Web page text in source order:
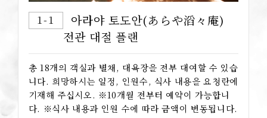
1-1
아라야 토도안(あらや滔々庵)
전관 대절 플랜
총 18개의 객실과 별채, 대욕장을 전부 대여할 수 있습
니다. 희망하시는 일정, 인원수, 식사 내용을 요청란에
기재해 주십시오. ※10개월 전부터 예약이 가능합니
다. ※식사 내용과 인원 수에 따라 금액이 변동됩니다.